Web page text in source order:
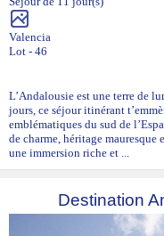
Valencia
Lot - 46
L’Andalousie est une terre de
jours, ce séjour itinérant
emblématiques du sud de
de charme, héritage
une immersion riche et ...
Destination